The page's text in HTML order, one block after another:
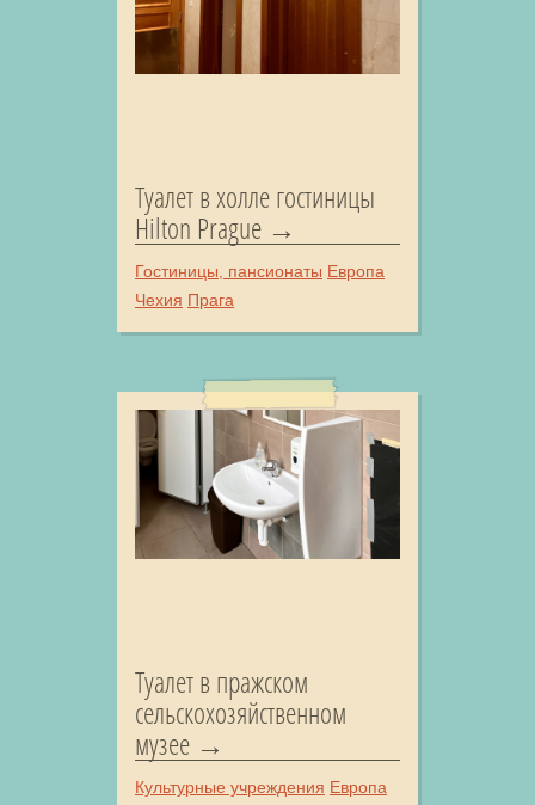
Туалет в холле гостиницы
Hilton Prague
Гостиницы, пансионаты Европа
Чехия Прага
Туалет в пражском
сельскохозяйственном
музее
Культурные учреждения Европа